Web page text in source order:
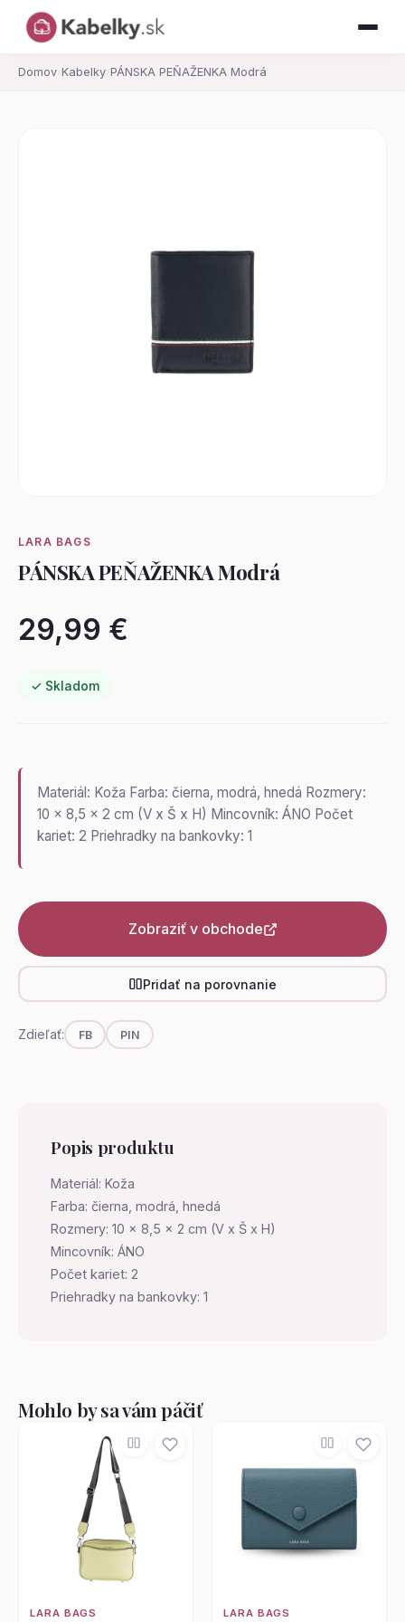
Domov› Kabelky› PÁNSKA PEŇAŽENKA Modrá
LARA BAGS
PÁNSKA PEŇAŽENKA Modrá
29,99 €
✓ Skladom
Materiál: Koža Farba: čierna, modrá, hnedá Rozmery:
10 x 8,5 x 2 cm (V x Š x H) Mincovník: ÁNO Počet
kariet: 2 Priehradky na bankovky: 1
Zobraziť v obchode
Pridať na porovnanie
Zdieľať: FB PIN
Popis produktu
Materiál: Koža
Farba: čierna, modrá, hnedá
Rozmery: 10 x 8,5 x 2 cm (V x Š x H)
Mincovník: ÁNO
Počet kariet: 2
Priehradky na bankovky: 1
Mohlo by sa vám páčiť
LARA BAGS LARA BAGS